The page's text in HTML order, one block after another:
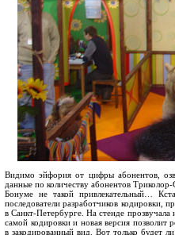
Видимо эйфория от цифры абонентов,
данные по количеству абонентов
Бонуме не такой привлекательный…
последователи разработчиков
в Санкт-Петербурге. На стенде
самой кодировки и новая версия
в закодированный вид. Вот только будет